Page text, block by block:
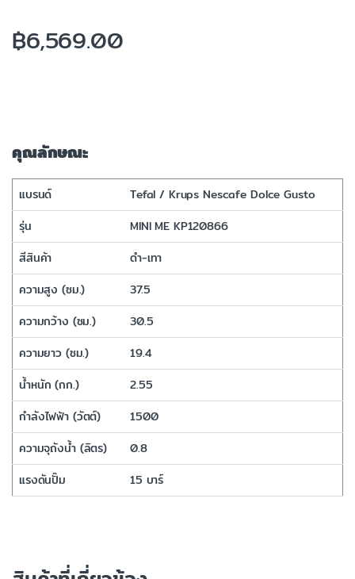
฿6,569.00
คุณลักษณะ
แบรนด์
Tefal / Krups Nescafe Dolce Gusto
รุ่น
MINI ME KP120866
สีสินค้า
ดำ-เทา
ความสูง (ซม.)
37.5
ความกว้าง (ซม.)
30.5
ความยาว (ซม.)
19.4
น้ำหนัก (กก.)
2.55
กำลังไฟฟ้า (วัตต์)
1500
ความจุถังน้ำ (ลิตร)
0.8
แรงดันปั๊ม
15 บาร์